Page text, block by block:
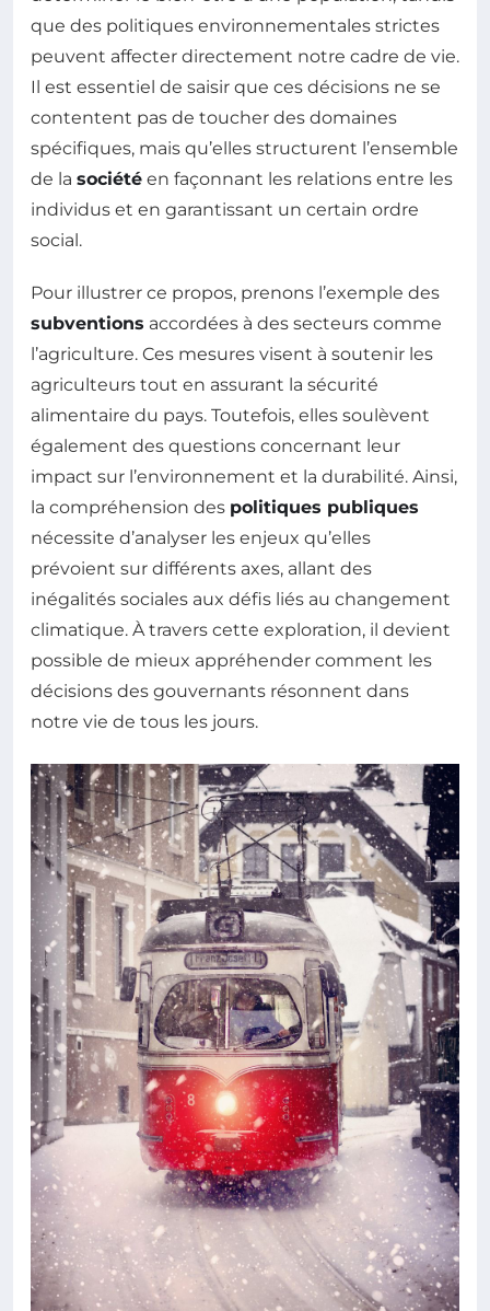
que des politiques environnementales strictes
peuvent affecter directement notre cadre de vie.
Il est essentiel de saisir que ces décisions ne se
contentent pas de toucher des domaines
spécifiques, mais qu’elles structurent l’ensemble
de la société en façonnant les relations entre les
individus et en garantissant un certain ordre
social.
Pour illustrer ce propos, prenons l’exemple des
subventions accordées à des secteurs comme
l’agriculture. Ces mesures visent à soutenir les
agriculteurs tout en assurant la sécurité
alimentaire du pays. Toutefois, elles soulèvent
également des questions concernant leur
impact sur l’environnement et la durabilité. Ainsi,
la compréhension des politiques publiques
nécessite d’analyser les enjeux qu’elles
prévoient sur différents axes, allant des
inégalités sociales aux défis liés au changement
climatique. À travers cette exploration, il devient
possible de mieux appréhender comment les
décisions des gouvernants résonnent dans
notre vie de tous les jours.